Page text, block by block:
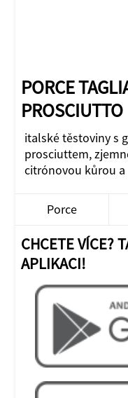
PORCE
PROSCIUTTO
italské těstoviny s
prosciuttem,
citrónovou kůrou
Porce
CHCETE VÍCE?
APLIKACI!